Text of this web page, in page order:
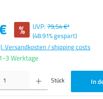
% UVP: 79,54 €*
(48.91% gespart)
Versandkosten / shipping costs
3 Werktage
den gewünschten Wert ein oder benutze die
Stück In